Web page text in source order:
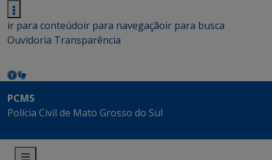
ir para conteúdoir para navegaçãoir para busca
Ouvidoria Transparência
PCMS
Polícia Civil de Mato Grosso do Sul